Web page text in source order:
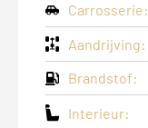
Carrosserie:
Aandrijving:
Brandstof:
Interieur: